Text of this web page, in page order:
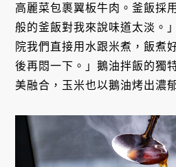
高麗菜包裹翼板牛肉。釜飯採
般的釜飯對我來說味道太淡。
院我們直接用水跟米煮，飯煮
後再悶一下。」鵝油拌飯的獨
美融合，玉米也以鵝油烤出濃